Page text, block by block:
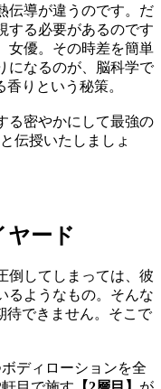
伝導が違うのです。だ
する必要があるのです
女優。その時差を簡単
になるのが、脳科学で
りという秘策。
る密やかにして最強の
伝授いたしましょ
ヤード
倒してしまっては、彼
るようなもの。そんな
待できません。そこで
ディローションを全